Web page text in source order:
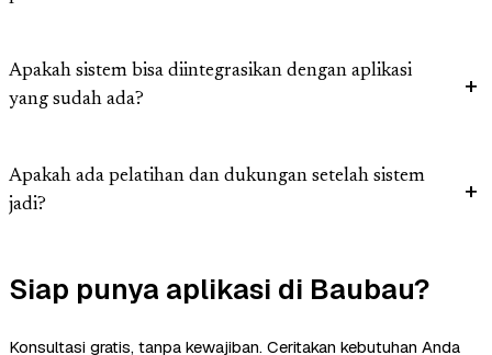
Apakah sistem bisa diintegrasikan dengan aplikasi
yang sudah ada?
Apakah ada pelatihan dan dukungan setelah sistem
jadi?
Siap punya aplikasi di Baubau?
Konsultasi gratis, tanpa kewajiban. Ceritakan kebutuhan Anda